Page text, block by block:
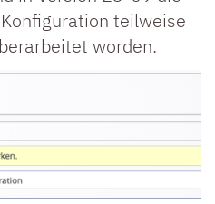
teilweise
worden.